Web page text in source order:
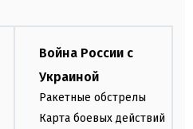
Война России с
Украиной
Ракетные обстрелы
Карта боевых действий